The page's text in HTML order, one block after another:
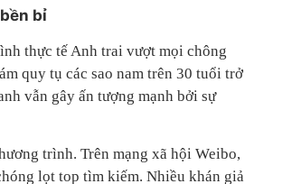
bỉ
thực tế Anh trai vượt mọi chông
quy tụ các sao nam trên 30 tuổi trở
vẫn gây ấn tượng mạnh bởi sự
trình. Trên mạng xã hội Weibo,
lọt top tìm kiếm. Nhiều khán giả